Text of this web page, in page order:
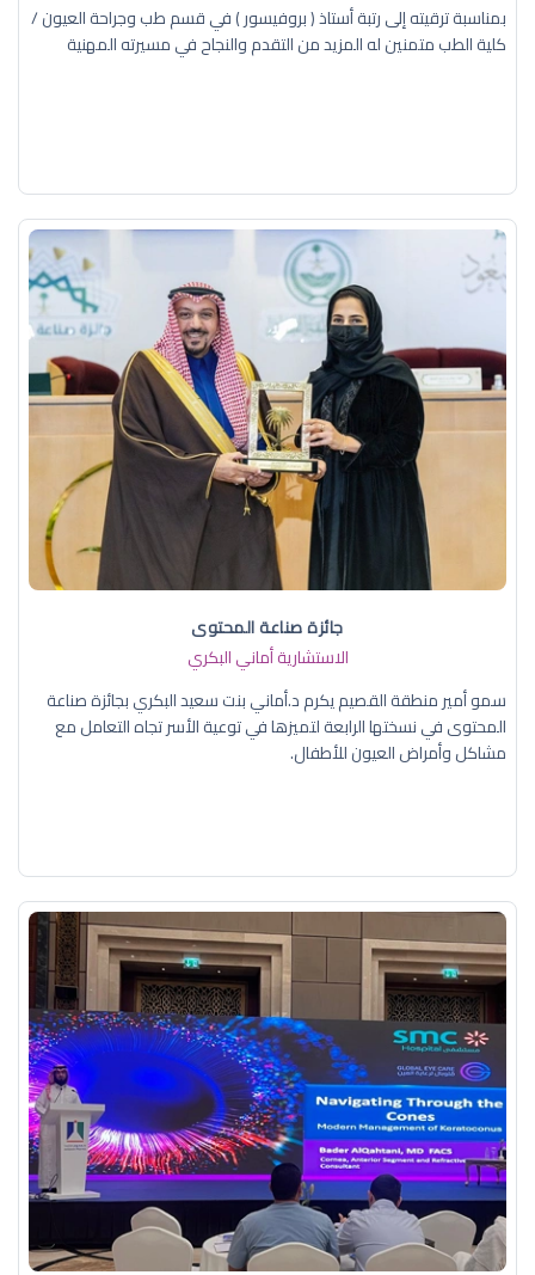
بمناسبة ترقيته إلى رتبة أستاذ ( بروفيسور ) في قسم طب وجراحة العيون /
كلية الطب متمنين له المزيد من التقدم والنجاح في مسيرته المهنية
جائزة صناعة المحتوى
الاستشارية أماني البكري
سمو أمير منطقة القصيم يكرم د.أماني بنت سعيد البكري بجائزة صناعة
المحتوى في نسختها الرابعة لتميزها في توعية الأسر تجاه التعامل مع
مشاكل وأمراض العيون للأطفال.